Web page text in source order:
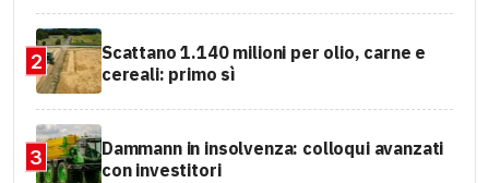
2
Scattano 1.140 milioni per olio, carne e
cereali: primo sì
3
Dammann in insolvenza: colloqui avanzati
con investitori